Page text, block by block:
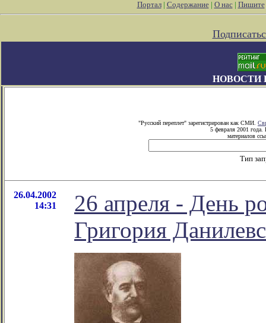
Портал| Содержание| О нас| Пишите
НОВОСТИ
"Русский переплет" зарегистрирован как СМИ.
5 февраля 2001 года.
материалов
Тип
26.04.2002
14:31
26 апреля - День
Григория